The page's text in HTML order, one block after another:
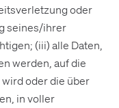
oder
seines/ihrer
(iii) alle Daten,
werden, auf die
oder die über
in voller